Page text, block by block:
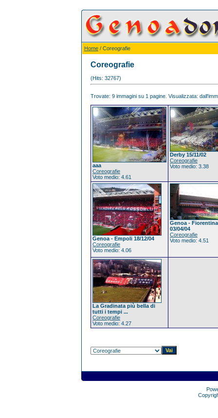
Home / Coreografie
Coreografie
(Hits: 32767)
Trovate: 9 immagini su 1 pagine. Visualizzata:
aaa
Coreografie
Voto medio: 4.61
Derby 15/11/02
Coreografie
Voto medio: 3.38
Genoa - Empoli 18/12/04
Coreografie
Voto medio: 4.06
Genoa - Fiorentina
03/04/04
Coreografie
Voto medio: 4.51
La Gradinata più bella di
tutti i tempi ...
Coreografie
Voto medio: 4.27